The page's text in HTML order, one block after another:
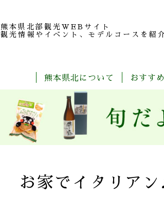
熊本県北部観光 WEBサイト
観光情報やイベント、モデルコースを紹
熊本県北について
旬
だ
よ
り
品
紹
おすす
お家でイタリアン